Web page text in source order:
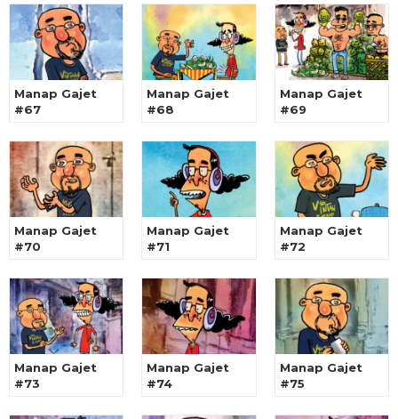
Manap Gajet
#67
Manap Gajet
#68
Manap Gajet
#69
Manap Gajet
#70
Manap Gajet
#71
Manap Gajet
#72
Manap Gajet
#73
Manap Gajet
#74
Manap Gajet
#75